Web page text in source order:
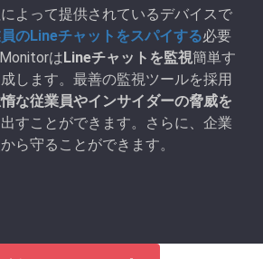
よって提供されているデバイスで
のLineチャットをスパイする必要
はLineチャットを監視簡単す
します。最善の監視ツールを採用
な従業員やインサイダーの脅威を
すことができます。さらに、企業
ら守ることができます。